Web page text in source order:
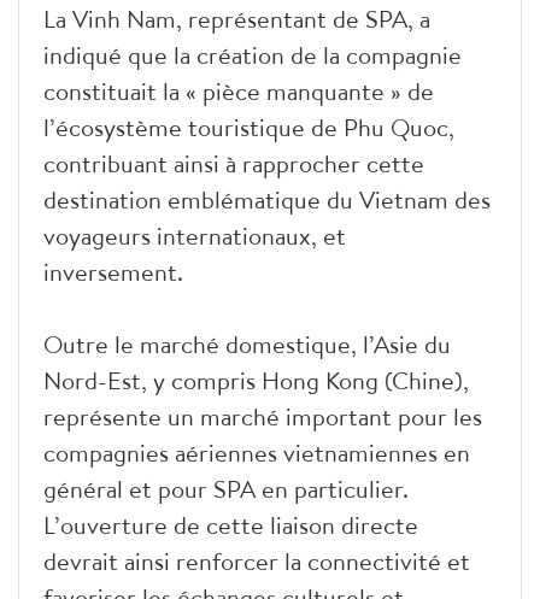
La Vinh Nam, représentant de SPA, a
indiqué que la création de la compagnie
constituait la « pièce manquante » de
l’écosystème touristique de Phu Quoc,
contribuant ainsi à rapprocher cette
destination emblématique du Vietnam des
voyageurs internationaux, et
inversement.
Outre le marché domestique, l’Asie du
Nord-Est, y compris Hong Kong (Chine),
représente un marché important pour les
compagnies aériennes vietnamiennes en
général et pour SPA en particulier.
L’ouverture de cette liaison directe
devrait ainsi renforcer la connectivité et